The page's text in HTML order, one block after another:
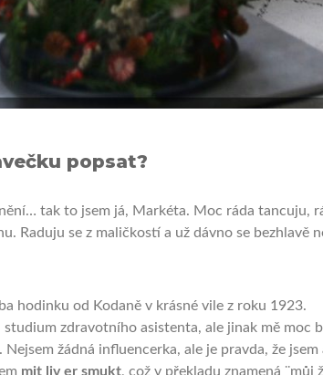
popsat?
tak to jsem já, Markéta. Moc ráda tancuju,
Raduju se z maličkostí a už dávno se bezhlavě
hodinku od Kodaně v krásné vile z roku 1923.
zdravotního asistenta, ale jinak mě moc
žádná influencerka, ale je pravda, že
mit liv er smukt, což v překladu znamená ¨můj